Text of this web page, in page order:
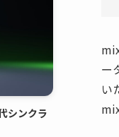
ー
い
シンクラ